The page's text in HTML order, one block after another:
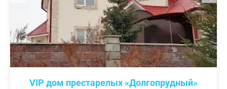
VIP дом престарелых «Долгопрудный»